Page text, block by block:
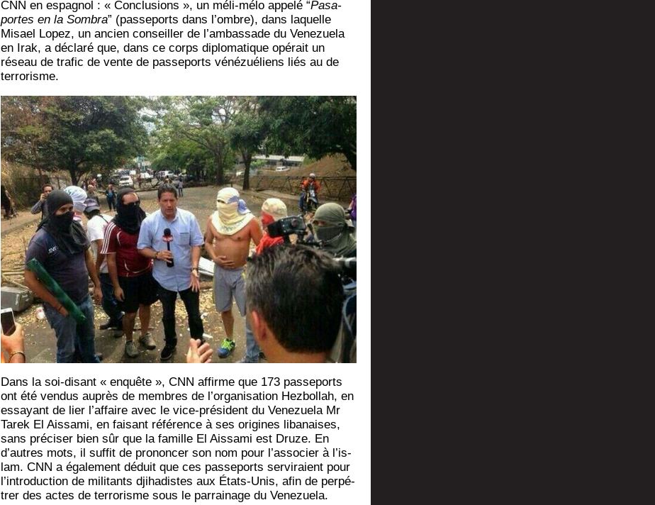
CNN en espa­gnol : « Conclu­sions », un méli-mélo appe­lé “Pasa­
portes en la Som­bra” (pas­se­ports dans l’ombre), dans laquelle
Misael Lopez, un ancien conseiller de l’am­bas­sade du Vene­zue­la
en Irak, a décla­ré que, dans ce corps diplo­ma­tique opé­rait un
réseau de tra­fic de vente de pas­se­ports véné­zué­liens liés au de
terrorisme.
Dans la soi-disant « enquête », CNN affirme que 173 pas­se­ports
ont été ven­dus auprès de membres de l’or­ga­ni­sa­tion Hez­bol­lah, en
essayant de lier l’affaire avec le vice-pré­sident du Vene­zue­la Mr
Tarek El Ais­sa­mi, en fai­sant réfé­rence à ses ori­gines liba­naises,
sans pré­ci­ser bien sûr que la famille El Ais­sa­mi est Druze. En
d’autres mots, il suf­fit de pro­non­cer son nom pour l’associer à l’is­
lam. CNN a éga­le­ment déduit que ces pas­se­ports ser­vi­raient pour
l’in­tro­duc­tion de mili­tants dji­ha­distes aux États-Unis, afin de per­pé­
trer des actes de ter­ro­risme sous le par­rai­nage du Venezuela.